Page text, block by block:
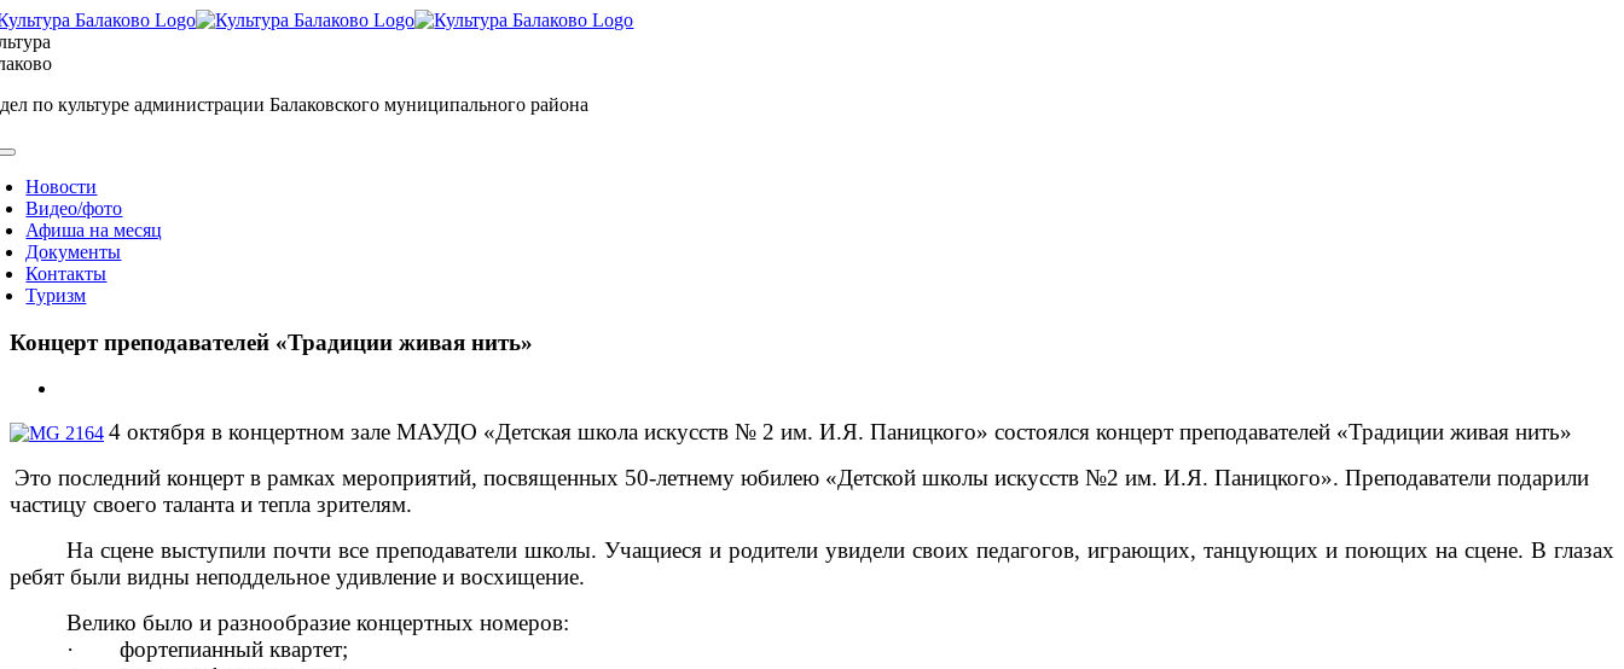
Skip
to
content
по культуре администрации Балаковского муниципального района
Новости
Видео/фото
Афиша на месяц
Документы
Контакты
Туризм
Концерт преподавателей «Традиции живая нить»
Image 4 октября в концертном зале МАУДО «Детская школа искусств № 2 им. И.Я. Паницкого» состоялся концерт преподавателей «Традиции живая нить»
Это последний концерт в рамках мероприятий, посвященных 50-летнему юбилею «Детской школы искусств №2 им. И.Я. Паницкого». Преподаватели подарили
частицу своего таланта и тепла зрителям.
На сцене выступили почти все преподаватели школы. Учащиеся и родители увидели своих педагогов, играющих, танцующих и поющих на сцене. В глазах
ребят были видны неподдельное удивление и восхищение.
Велико было и разнообразие концертных номеров:
·
фортепианный квартет;